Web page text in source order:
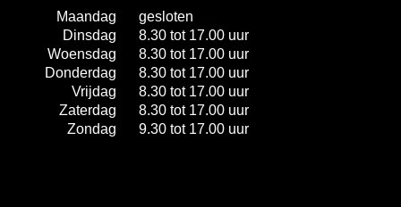
Maandag
gesloten
Dinsdag
8.30 tot 17.00 uur
Woensdag
8.30 tot 17.00 uur
Donderdag
8.30 tot 17.00 uur
Vrijdag
8.30 tot 17.00 uur
Zaterdag
8.30 tot 17.00 uur
Zondag
9.30 tot 17.00 uur